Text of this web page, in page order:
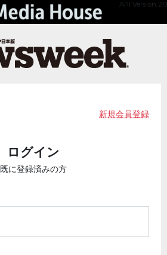
API Version 2.0
新規会員登録
ログイン
既に登録済みの方